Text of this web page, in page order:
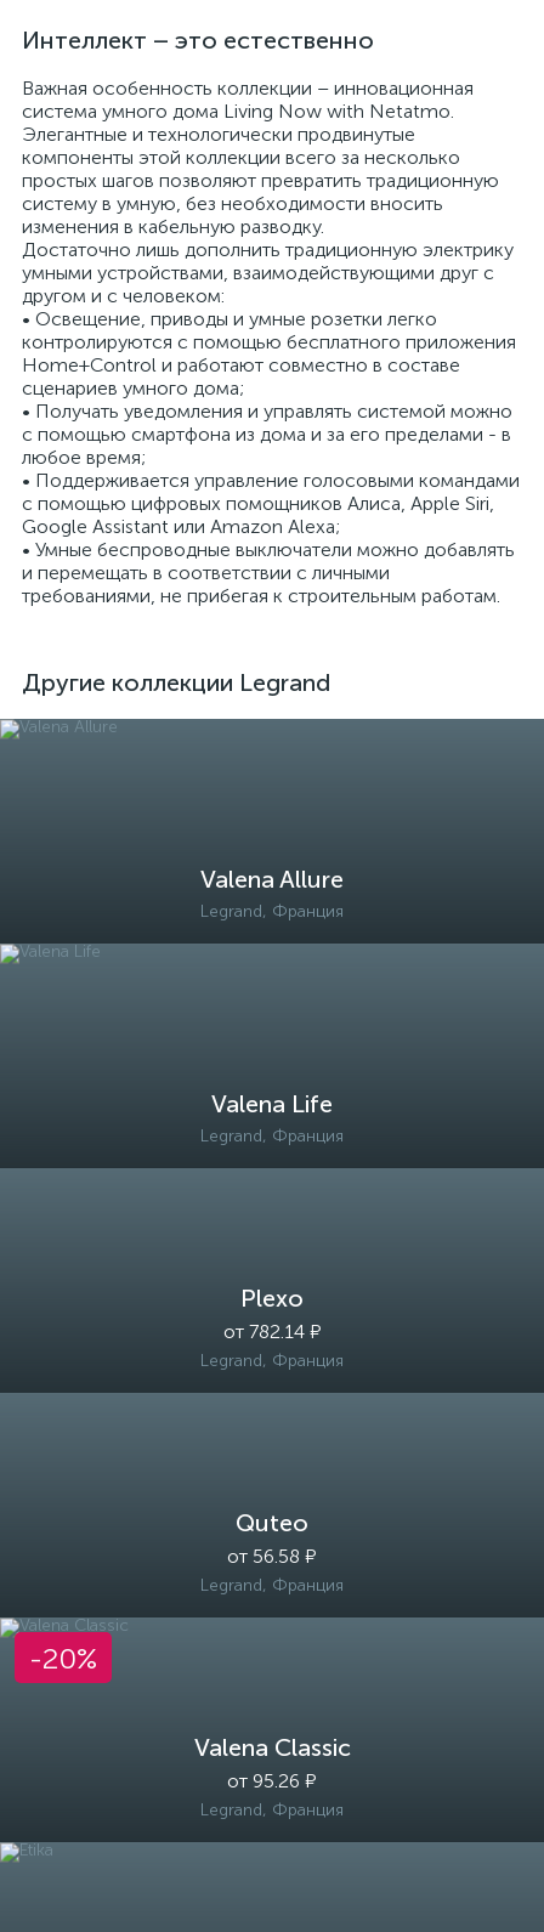
Интеллект – это естественно
Важная особенность коллекции – инновационная
система умного дома Living Now with Netatmo.
Элегантные и технологически продвинутые
компоненты этой коллекции всего за несколько
простых шагов позволяют превратить традиционную
систему в умную, без необходимости вносить
изменения в кабельную разводку.
Достаточно лишь дополнить традиционную электрику
умными устройствами, взаимодействующими друг с
другом и с человеком:
• Освещение, приводы и умные розетки легко
контролируются с помощью бесплатного приложения
Home+Control и работают совместно в составе
сценариев умного дома;
• Получать уведомления и управлять системой можно
с помощью смартфона из дома и за его пределами - в
любое время;
• Поддерживается управление голосовыми командами
с помощью цифровых помощников Алиса, Apple Siri,
Google Assistant или Amazon Alexa;
• Умные беспроводные выключатели можно добавлять
и перемещать в соответствии с личными
требованиями, не прибегая к строительным работам.
Другие коллекции Legrand
Valena Allure
Legrand, Франция
Valena Life
Legrand, Франция
Plexo
от 782.14 ₽
Legrand, Франция
Quteo
от 56.58 ₽
Legrand, Франция
Valena Classic
от 95.26 ₽
Legrand, Франция
-20%